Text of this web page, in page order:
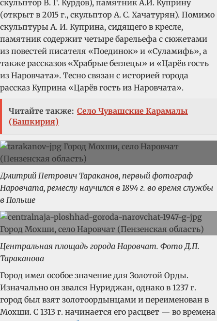
скульптор В. Г. Курдов), памятник А.И. Куприну
(открыт в 2015 г., скульптор А. С. Хачатурян). Помимо
скульптуры А. И. Куприна, сидящего в кресле,
памятник содержит четыре барельефа с сюжетами
из повестей писателя «Поединок» и «Суламифь», а
также рассказов «Храбрые беглецы» и «Царёв гость
из Наровчата». Тесно связан с историей города
рассказ Куприна «Царёв гость из Наровчата».
Читайте также: Село Чувашские Карамалы
(Башкирия)
Дмитрий Петрович Тараканов, первый фотограф
Наровчата, ремеслу научился в 1894 г. во время службы
в Польше
Центральная площадь города Наровчат. Фото Д.П.
Тараканова
Город имел особое значение для Золотой Орды.
Изначально он звался Нуриджан, однако в 1237 г.
город был взят золотоордынцами и переименован в
Мохши. С 1313 г. начинается его расцвет — во времена